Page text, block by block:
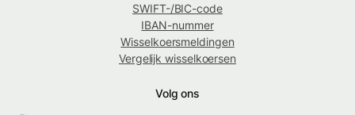
SWIFT-/BIC-code
IBAN-nummer
Wisselkoersmeldingen
Vergelijk wisselkoersen
Volg ons